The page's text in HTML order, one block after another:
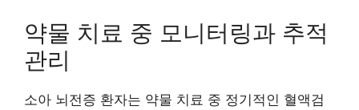
약물 치료 중 모니터링과 추적
관리
소아 뇌전증 환자는 약물 치료 중 정기적인 혈액검